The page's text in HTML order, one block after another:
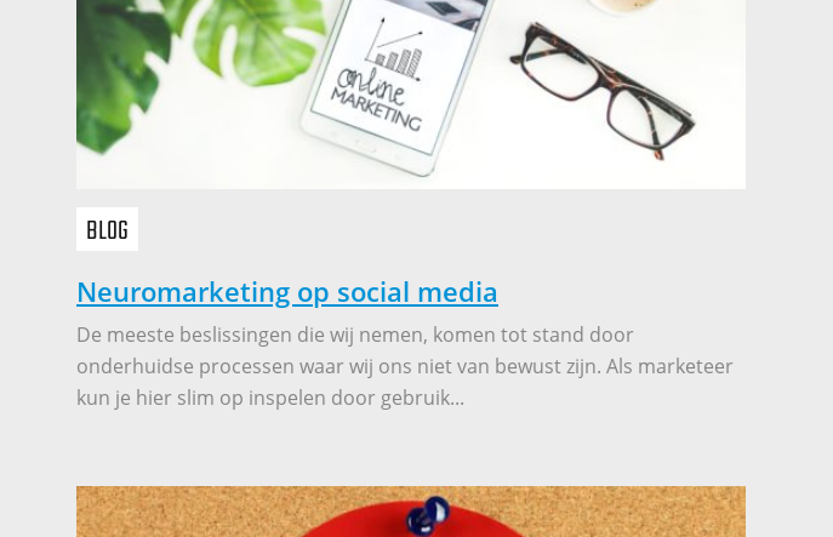
BLOG
Neuromarketing op social media
De meeste beslissingen die wij nemen, komen tot stand door
onderhuidse processen waar wij ons niet van bewust zijn. Als marketeer
kun je hier slim op inspelen door gebruik...